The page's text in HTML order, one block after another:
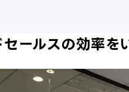
セールスの効率を